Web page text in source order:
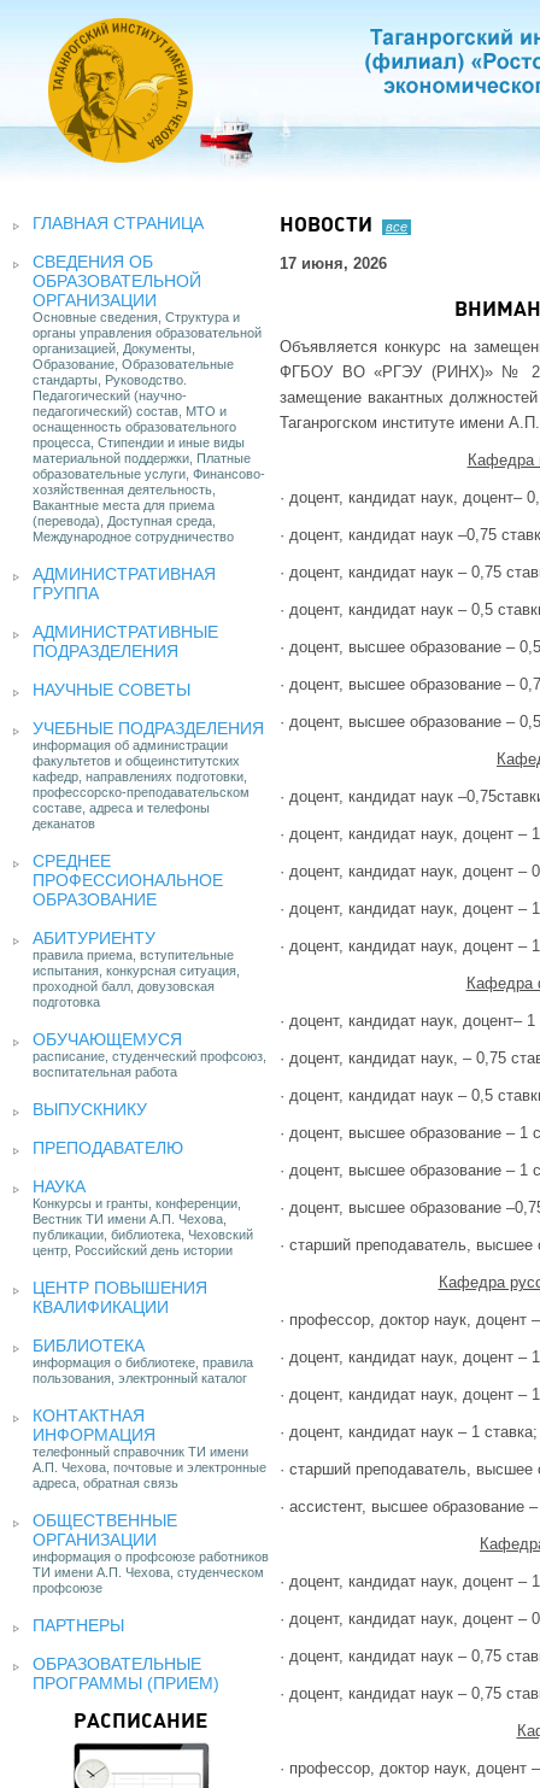
ГЛАВНАЯ СТРАНИЦА
СВЕДЕНИЯ ОБ
ОБРАЗОВАТЕЛЬНОЙ
ОРГАНИЗАЦИИ
Основные сведения, Структура и
органы управления образовательной
организацией, Документы,
Образование, Образовательные
стандарты, Руководство.
Педагогический (научно-
педагогический) состав, МТО и
оснащенность образовательного
процесса, Стипендии и иные виды
материальной поддержки, Платные
образовательные услуги, Финансово-
хозяйственная деятельность,
Вакантные места для приема
(перевода), Доступная среда,
Международное сотрудничество
АДМИНИСТРАТИВНАЯ
ГРУППА
АДМИНИСТРАТИВНЫЕ
ПОДРАЗДЕЛЕНИЯ
НАУЧНЫЕ СОВЕТЫ
УЧЕБНЫЕ ПОДРАЗДЕЛЕНИЯ
информация об администрации
факультетов и общеинститутских
кафедр, направлениях подготовки,
профессорско-преподавательском
составе, адреса и телефоны
деканатов
СРЕДНЕЕ
ПРОФЕССИОНАЛЬНОЕ
ОБРАЗОВАНИЕ
АБИТУРИЕНТУ
правила приема, вступительные
испытания, конкурсная ситуация,
проходной балл, довузовская
подготовка
ОБУЧАЮЩЕМУСЯ
расписание, студенческий профсоюз,
воспитательная работа
ВЫПУСКНИКУ
ПРЕПОДАВАТЕЛЮ
НАУКА
Конкурсы и гранты, конференции,
Вестник ТИ имени А.П. Чехова,
публикации, библиотека, Чеховский
центр, Российский день истории
ЦЕНТР ПОВЫШЕНИЯ
КВАЛИФИКАЦИИ
БИБЛИОТЕКА
информация о библиотеке, правила
пользования, электронный каталог
КОНТАКТНАЯ
ИНФОРМАЦИЯ
телефонный справочник ТИ имени
А.П. Чехова, почтовые и электронные
адреса, обратная связь
ОБЩЕСТВЕННЫЕ
ОРГАНИЗАЦИИ
информация о профсоюзе работников
ТИ имени А.П. Чехова, студенческом
профсоюзе
ПАРТНЕРЫ
ОБРАЗОВАТЕЛЬНЫЕ
ПРОГРАММЫ (ПРИЕМ)
РАСПИСАНИЕ
НОВОСТИ все
17 июня, 2026
Объявляется конкурс на
ФГБОУ ВО «РГЭУ (РИНХ)» №
замещение вакантных
Таганрогском институте имени
Кафедра
· доцент, кандидат наук, доцент–
· доцент, кандидат наук –0,75
· доцент, кандидат наук – 0,75
· доцент, кандидат наук – 0,5
· доцент, высшее образование –
· доцент, высшее образование –
· доцент, высшее образование –
· доцент, кандидат наук
· доцент, кандидат наук, доцент –
· доцент, кандидат наук, доцент –
· доцент, кандидат наук, доцент –
· доцент, кандидат наук, доцент –
Кафедра
· доцент, кандидат наук, доцент– 1
· доцент, кандидат наук, – 0,75
· доцент, кандидат наук – 0,5
· доцент, высшее образование – 1
· доцент, высшее образование – 1
· доцент, высшее образование
· старший преподаватель, высшее
Кафедра
· профессор, доктор наук, доцент
· доцент, кандидат наук, доцент –
· доцент, кандидат наук, доцент –
· доцент, кандидат наук – 1
· старший преподаватель, высшее
· ассистент, высшее образование
· доцент, кандидат наук, доцент –
· доцент, кандидат наук, доцент –
· доцент, кандидат наук – 0,75
· доцент, кандидат наук – 0,75
· профессор, доктор наук, доцент